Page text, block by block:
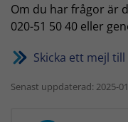
Om du har frågor är
020-51 50 40 eller
Skicka ett mejl till
Senast uppdaterad: 2025-